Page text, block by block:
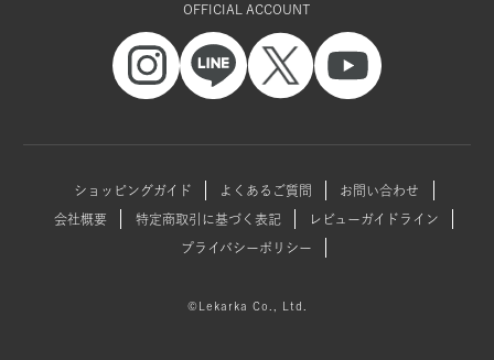
OFFICIAL ACCOUNT
ショッピングガイド よくあるご質問 お問い合わせ
会社概要 特定商取引に基づく表記 レビューガイドライン
プライバシーポリシー
©Lekarka Co., Ltd.